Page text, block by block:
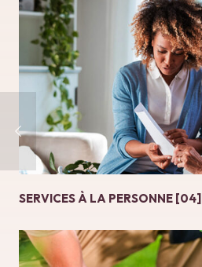
SERVICES À LA PERSONNE [04]